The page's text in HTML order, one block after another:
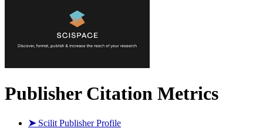
Publisher Citation Metrics
➤ Scilit Publisher Profile